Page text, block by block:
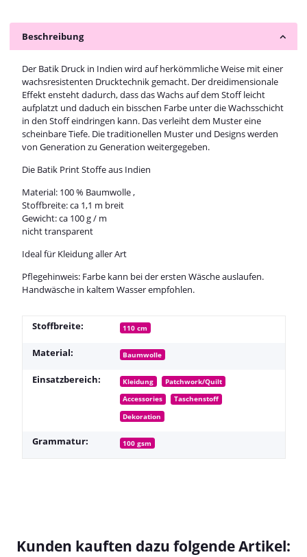
Beschreibung
Der Batik Druck in Indien wird auf herkömmliche Weise mit einer
wachsresistenten Drucktechnik gemacht. Der dreidimensionale
Effekt ensteht dadurch, dass das Wachs auf dem Stoff leicht
aufplatzt und daduch ein bisschen Farbe unter die Wachsschicht
in den Stoff eindringen kann. Das verleiht dem Muster eine
scheinbare Tiefe. Die traditionellen Muster und Designs werden
von Generation zu Generation weitergegeben.
Die Batik Print Stoffe aus Indien
Material: 100 % Baumwolle ,
Stoffbreite: ca 1,1 m breit
Gewicht: ca 100 g / m
nicht transparent
Ideal für Kleidung aller Art
Pflegehinweis: Farbe kann bei der ersten Wäsche auslaufen.
Handwäsche in kaltem Wasser empfohlen.
Stoffbreite: 110 cm
Material: Baumwolle
Einsatzbereich: Kleidung
Patchwork/Quilt
Accessories
Taschenstoff
Dekoration
Grammatur: 100 gsm
Kunden kauften dazu folgende Artikel: